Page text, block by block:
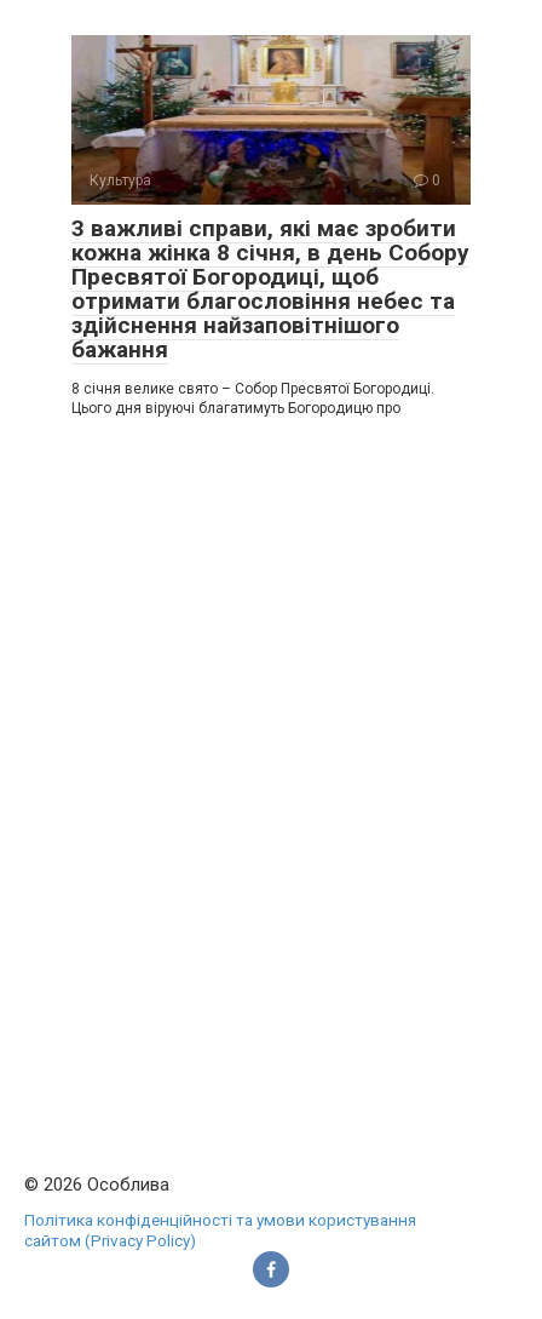
Культура 0
3 важливі справи, які має зробити
кожна жінка 8 січня, в день Собору
Пресвятої Богородиці, щоб
отримати благословіння небес та
здійснення найзаповітнішого
бажання
8 січня велике свято – Собор Пресвятої Богородиці.
Цього дня віруючі благатимуть Богородицю про
© 2026 Особлива
Політика конфіденційності та умови користування
сайтом (Privacy Policy)